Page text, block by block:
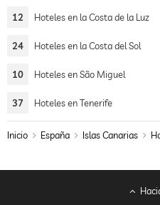
12 Hoteles en la Costa de la Luz
24 Hoteles en la Costa del Sol
10 Hoteles en São Miguel
37 Hoteles en Tenerife
Inicio España Islas Canarias